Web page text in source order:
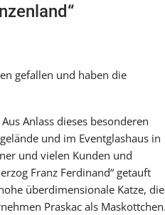
gefallen und haben die
Anlass dieses besonderen
und im Eventglashaus in
und vielen Kunden und
Franz Ferdinand“ getauft
überdimensionale Katze, die
Praskac als Maskottchen.